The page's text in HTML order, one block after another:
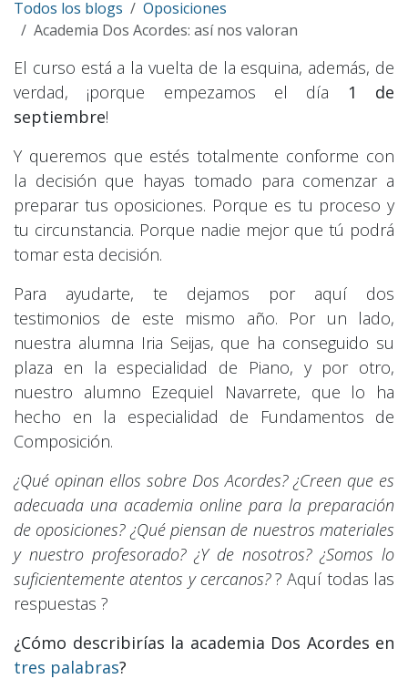
Todos los blogs
Oposiciones
Academia Dos Acordes: así nos valoran
El curso está a la vuelta de la esquina, además, de
verdad, ¡porque empezamos el día 1 de
septiembre!
Y queremos que estés totalmente conforme con
la decisión que hayas tomado para comenzar a
preparar tus oposiciones. Porque es tu proceso y
tu circunstancia. Porque nadie mejor que tú podrá
tomar esta decisión.
Para ayudarte, te dejamos por aquí dos
testimonios de este mismo año. Por un lado,
nuestra alumna Iria Seijas, que ha conseguido su
plaza en la especialidad de Piano, y por otro,
nuestro alumno Ezequiel Navarrete, que lo ha
hecho en la especialidad de Fundamentos de
Composición.
¿Qué opinan ellos sobre Dos Acordes? ¿Creen que es
adecuada una academia online para la preparación
de oposiciones? ¿Qué piensan de nuestros materiales
y nuestro profesorado? ¿Y de nosotros? ¿Somos lo
suficientemente atentos y cercanos?? Aquí todas las
respuestas ?
¿Cómo describirías la academia Dos Acordes en
tres palabras?